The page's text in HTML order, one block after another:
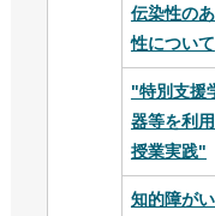
伝染性の
性について
"特別支援
器等を利
授業実践"
知的障が